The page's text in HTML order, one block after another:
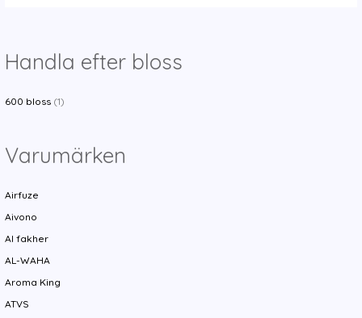
Handla efter bloss
600 bloss (1)
Varumärken
Airfuze
Aivono
Al fakher
AL-WAHA
Aroma King
ATVS